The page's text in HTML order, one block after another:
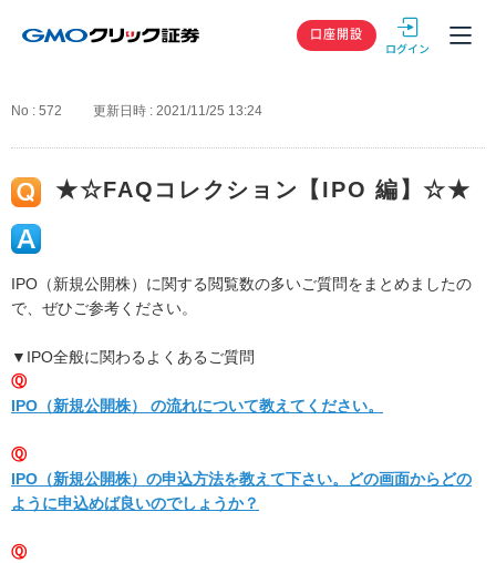
GMOクリック
口座開設
No : 572 更新日時 : 2021/11/25 13:24
★☆FAQコレクション【IPO 編】☆★
IPO（新規公開株）に関する閲覧数の多いご質問をまとめましたの
で、ぜひご参考ください。
▼IPO全般に関わるよくあるご質問
Ⓠ
IPO（新規公開株） の流れについて教えてください。
Ⓠ
IPO（新規公開株）の申込方法を教えて下さい。どの画面からどの
ように申込めば良いのでしょうか？
Ⓠ